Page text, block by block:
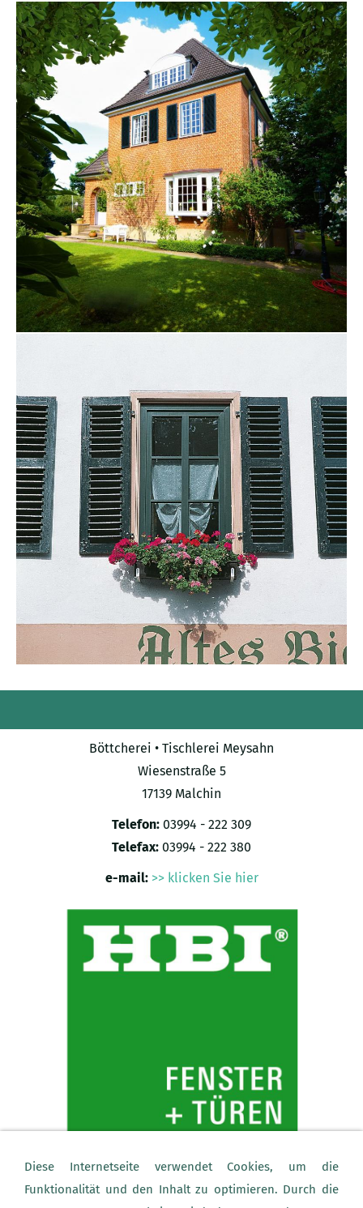
Böttcherei • Tischlerei Meysahn
Wiesenstraße 5
17139 Malchin
Telefon: 03994 - 222 309
Telefax: 03994 - 222 380
e-mail: >> klicken Sie hier
Diese Internetseite verwendet Cookies, um die
Funktionalität und den Inhalt zu optimieren. Durch die